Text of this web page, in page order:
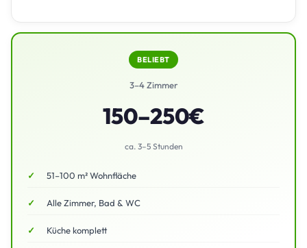
BELIEBT
3–4 Zimmer
150–250€
ca. 3–5 Stunden
51–100 m² Wohnfläche
Alle Zimmer, Bad & WC
Küche komplett